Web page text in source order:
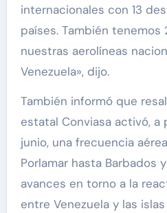
internacionales con 13
países. También
nuestras aerolíneas
Venezuela», dijo.
También informó que
estatal Conviasa activó,
junio, una frecuencia
Porlamar hasta Barbados
avances en torno a la
entre Venezuela y las islas